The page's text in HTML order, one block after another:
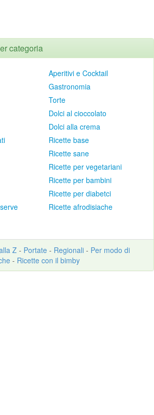
categoria
Aperitivi e Cocktail
Gastronomia
Torte
Dolci al cioccolato
Dolci alla crema
Ricette base
Ricette sane
Ricette per vegetariani
Ricette per bambini
Ricette per diabetci
Ricette afrodisiache
Z - Portate - Regionali - Per modo di
- Ricette con il bimby